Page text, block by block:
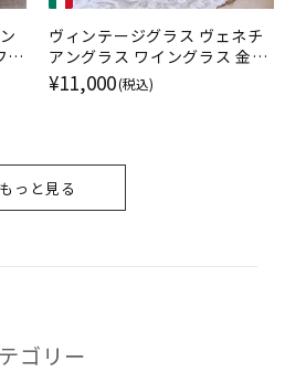
ラ
ヴィンテージグラス ヴェネチ
アングラス ワイングラス 金彩
エナメル彩 ムラーノガラス ル
ビー イタリア
¥11,000(税込)
もっと見る
ゴリー